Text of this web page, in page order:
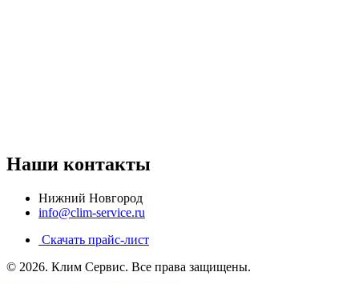
Наши контакты
Нижний Новгород
info@clim-service.ru
Скачать прайс-лист
© 2026. Клим Сервис. Все права защищены.